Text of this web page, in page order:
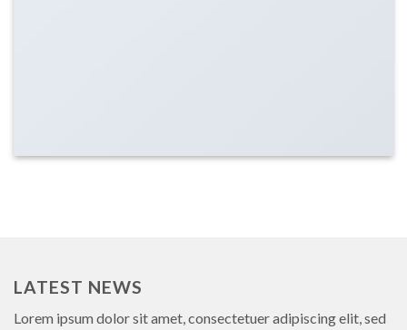
LATEST NEWS
Lorem ipsum dolor sit amet, consectetuer adipiscing elit, sed